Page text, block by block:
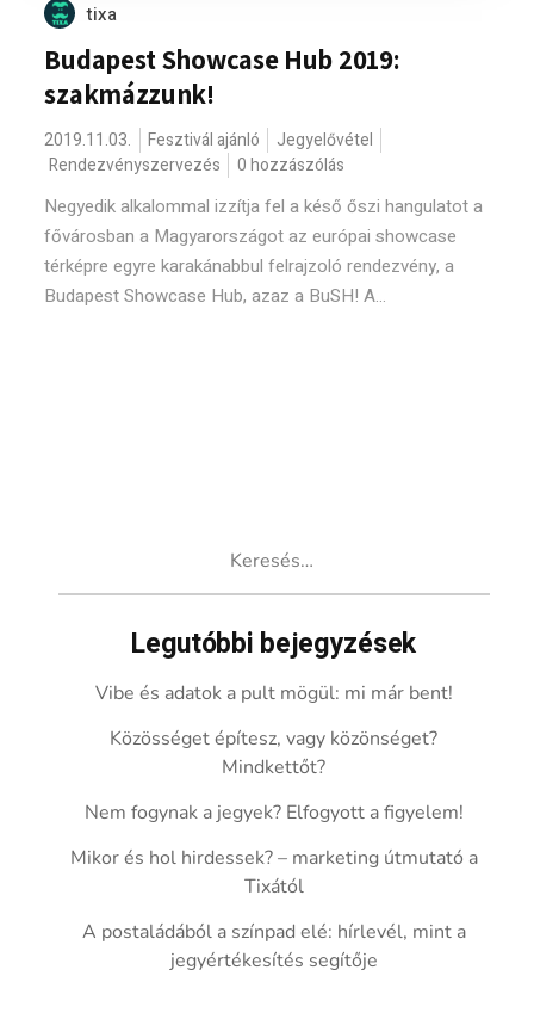
tixa
Budapest Showcase Hub 2019:
szakmázzunk!
2019.11.03. Fesztivál ajánló
Jegyelővétel
Rendezvényszervezés
0 hozzászólás
Negyedik alkalommal izzítja fel a késő őszi hangulatot a
fővárosban a Magyarországot az európai showcase
térképre egyre karakánabbul felrajzoló rendezvény, a
Budapest Showcase Hub, azaz a BuSH! A...
Legutóbbi bejegyzések
Vibe és adatok a pult mögül: mi már bent!
Közösséget építesz, vagy közönséget?
Mindkettőt?
Nem fogynak a jegyek? Elfogyott a figyelem!
Mikor és hol hirdessek? – marketing útmutató a
Tixától
A postaládából a színpad elé: hírlevél, mint a
jegyértékesítés segítője